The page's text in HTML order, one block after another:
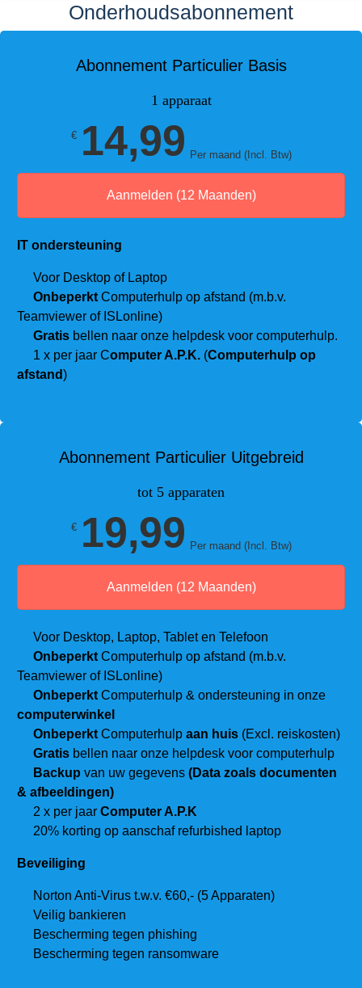
Onderhoudsabonnement
Abonnement Particulier Basis
1 apparaat
€ 14,99 Per maand (Incl. Btw)
Aanmelden (12 Maanden)
IT ondersteuning
Voor Desktop of Laptop
Onbeperkt Computerhulp op afstand (m.b.v.
Teamviewer of ISLonline)
Gratis bellen naar onze helpdesk voor computerhulp.
1 x per jaar Computer A.P.K. (Computerhulp op
afstand)
Abonnement Particulier Uitgebreid
tot 5 apparaten
€ 19,99 Per maand (Incl. Btw)
Aanmelden (12 Maanden)
Voor Desktop, Laptop, Tablet en Telefoon
Onbeperkt Computerhulp op afstand (m.b.v.
Teamviewer of ISLonline)
Onbeperkt Computerhulp & ondersteuning in onze
computerwinkel
Onbeperkt Computerhulp aan huis (Excl. reiskosten)
Gratis bellen naar onze helpdesk voor computerhulp
Backup van uw gegevens (Data zoals documenten
& afbeeldingen)
2 x per jaar Computer A.P.K
20% korting op aanschaf refurbished laptop
Beveiliging
Norton Anti-Virus t.w.v. €60,- (5 Apparaten)
Veilig bankieren
Bescherming tegen phishing
Bescherming tegen ransomware